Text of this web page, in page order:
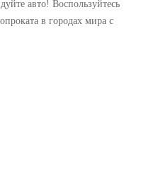
авто! Воспользуйтесь
в городах мира с